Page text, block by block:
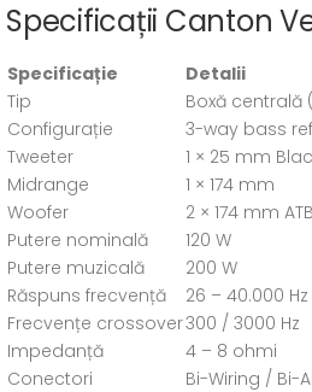
Specificații Canton
Specificație
Detalii
Tip
Boxă centrală
Configurație
3-way bass
Tweeter
1 × 25 mm
Midrange
1 × 174 mm
Woofer
2 × 174 mm
Putere nominală
120 W
Putere muzicală
200 W
Răspuns frecvență
26 – 40.000 Hz
Frecvențe crossover300 / 3000 Hz
Impedanță
4 – 8 ohmi
Conectori
Bi-Wiring / Bi-